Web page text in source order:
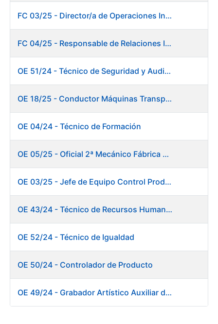
FC 03/25 - Director/a de Operaciones Industriales
FC 04/25 - Responsable de Relaciones Institucionales y Coordinación de Presidencia
OE 51/24 - Técnico de Seguridad y Auditoría Informática
OE 18/25 - Conductor Máquinas Transportadoras Elevadoras. Fábrica Papel
OE 04/24 - Técnico de Formación
OE 05/25 - Oficial 2ª Mecánico Fábrica Papel
OE 03/25 - Jefe de Equipo Control Productivo. Fábrica Papel
OE 43/24 - Técnico de Recursos Humanos
OE 52/24 - Técnico de Igualdad
OE 50/24 - Controlador de Producto
OE 49/24 - Grabador Artístico Auxiliar de Originales